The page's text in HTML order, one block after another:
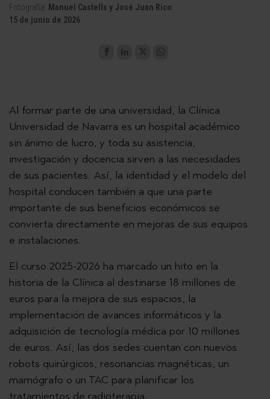
Fotografía:
Manuel Castells y José Juan Rico
15 de junio de 2026
Al formar parte de una universidad, la Clínica
Universidad de Navarra es un hospital académico
sin ánimo de lucro, y toda su asistencia,
investigación y docencia sirven a las necesidades
de sus pacientes. Así, la identidad y el modelo del
hospital conducen también a que una parte
importante de sus beneficios económicos se
convierta directamente en mejoras de sus equipos
e instalaciones.
El curso 2025-2026 ha marcado un hito en la
historia de la Clínica al destinarse 18 millones de
euros para la mejora de sus espacios, la
implementación de avances informáticos y la
adquisición de tecnología médica por 10 millones
de euros. Así, las dos sedes cuentan con nuevos
robots quirúrgicos, resonancias magnéticas, un
mamógrafo o un TAC para planificar los
tratamientos de radioterapia.